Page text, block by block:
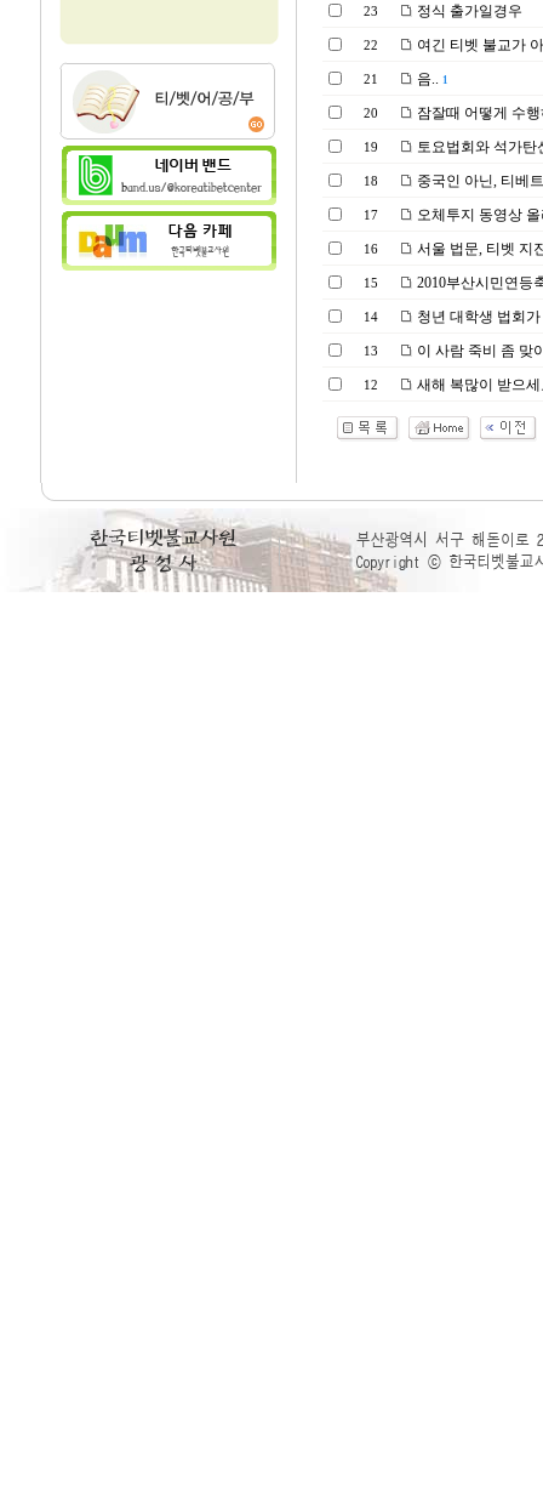
23 정식 출가일경우
22 여긴 티벳 불교가
21 음.. 1
20 잠잘때 어떻게 수
19 토요법회와 석가탄
18 중국인 아닌, 티베
17 오체투지 동영상
16 서울 법문, 티벳 지
15 2010부산시민연등
14 청년 대학생 법회
13 이 사람 죽비 좀 맞
12 새해 복많이 받으